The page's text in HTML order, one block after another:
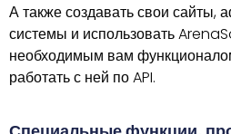
А также создавать свои сайты,
системы и использовать
необходимым вам
работать с ней по API.